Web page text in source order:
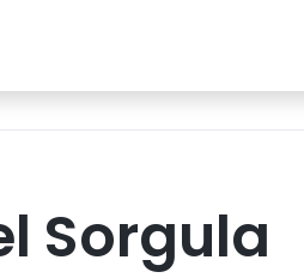
Sorgula